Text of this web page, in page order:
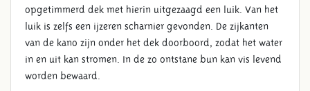
opgetimmerd dek met hierin uitgezaagd een luik. Van het
luik is zelfs een ijzeren scharnier gevonden. De zijkanten
van de kano zijn onder het dek doorboord, zodat het water
in en uit kan stromen. In de zo ontstane bun kan vis levend
worden bewaard.